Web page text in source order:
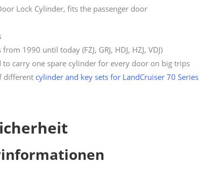
Lock Cylinder, fits the passenger door
1990 until today (FZJ, GRJ, HDJ, HZJ, VDJ)
to carry one spare cylinder for every door on big trips
different cylinder and key sets for LandCruiser 70 Series